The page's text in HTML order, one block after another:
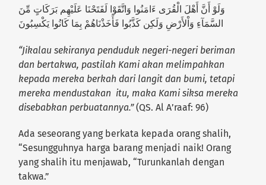
وَلَوْ أَنَّ أَهْلَ الْقُرَى ءَامَنُوا وَاتَّقَوْا لَفَتَحْنَا عَلَيْهِم بَرَكَاتٍ مِّنَ
السَّمَآءِ وَاْلأَرْضِ وَلَكِن كَذَّبُوا فَأَخَذْنَاهُمْ بِمَا كَانُوا يَكْسِبُونَ
“Jikalau sekiranya penduduk negeri-negeri beriman
dan bertakwa, pastilah Kami akan melimpahkan
kepada mereka berkah dari langit dan bumi, tetapi
mereka mendustakan itu, maka Kami siksa mereka
disebabkan perbuatannya.”(QS. Al A’raaf: 96)
Ada seseorang yang berkata kepada orang shalih,
“Sesungguhnya harga barang menjadi naik! Orang
yang shalih itu menjawab, “Turunkanlah dengan
takwa.”